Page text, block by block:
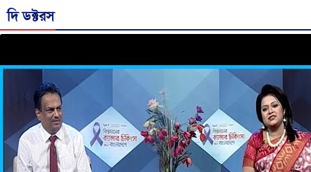
দি ডক্টরস